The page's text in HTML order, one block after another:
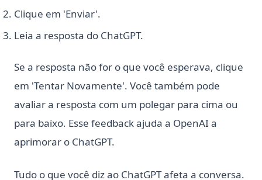
What is XGBoost, The Powerhouse of Machine Learning
Algorithms
What is an Expression in Python?
What is the Difference? Python vs ActivePython vs
Anaconda Compared
Zen of Python: All 19 Principles Explained with Examples
Zen of Python: O Que É E Como Acessar
[Explained] How to GroupBy Dataframe in Python, Pandas,
PySpark
PySpark
Clique em 'Enviar'.
Leia a resposta do ChatGPT.
Se a resposta não for o que você esperava, clique
em 'Tentar Novamente'. Você também pode
avaliar a resposta com um polegar para cima ou
para baixo. Esse feedback ajuda a OpenAI a
aprimorar o ChatGPT.
Tudo o que você diz ao ChatGPT afeta a conversa.